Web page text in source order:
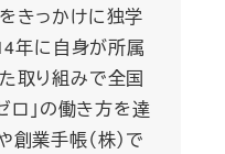
きっかけに独学
年に自身が所属
取り組みで全国
ロ」の働き方を達
業手帳（株）で